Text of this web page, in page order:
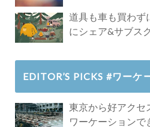
道具も車も買わず
にシェア&サブス
EDITOR’S PICKS #ワーケ
東京から好アクセ
ワーケーションで